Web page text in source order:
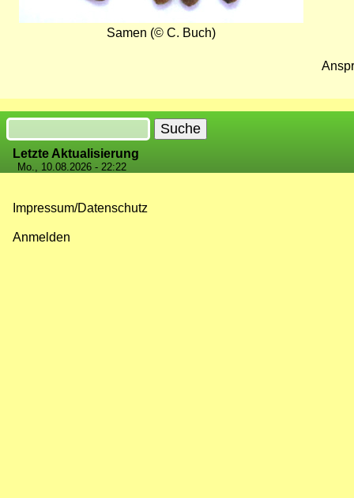
Samen (© C. Buch)
Suche
Letzte Aktualisierung
Mo., 10.08.2026 - 22:22
Impressum/Datenschutz
Anmelden